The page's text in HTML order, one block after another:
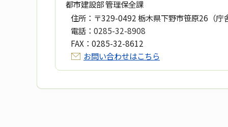
都市建設部 管理保全課
住所： 〒329-0492 栃木県下野市笹原26（庁
電話： 0285-32-8908
FAX： 0285-32-8612
お問い合わせはこちら